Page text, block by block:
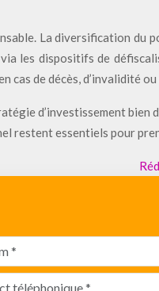
La diversification
les dispositifs de
de décès, d’invalidité ou
d’investissement
restent essentiels pour